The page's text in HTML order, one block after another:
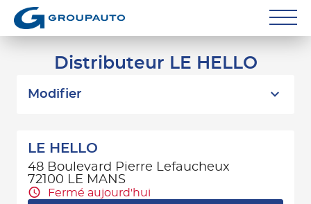
Poids Lourds
Distributeur LE HELLO
Modifier
LE HELLO
48 Boulevard Pierre Lefaucheux
72100 LE MANS
Fermé aujourd'hui